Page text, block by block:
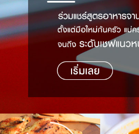
เคล็ดลับน่ารู้
เปรียบเทียบหน่วยการตวง
เปรียบเทียบอุณหภูมิ
เปรียบเทียบน้ำหนักวัตถุดิบ
ชั่งตวงเนย
FoodPedia
สร้าง Cookbook